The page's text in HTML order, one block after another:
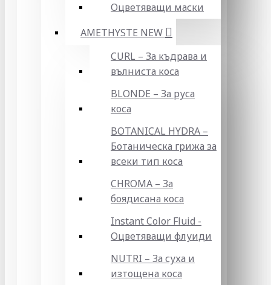
Оцветяващи маски
AMETHYSTE NEW
CURL – За къдрава и
вълниста коса
BLONDE – За руса
коса
BOTANICAL HYDRA –
Ботаническа грижа за
всеки тип коса
CHROMA – За
боядисана коса
Instant Color Fluid -
Оцветяващи флуиди
NUTRI – За суха и
изтощена коса